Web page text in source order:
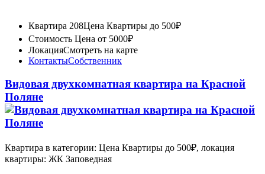
Квартира 208Цена Квартиры до 500₽
Стоимость Цена от 5000₽
ЛокацияСмотреть на карте
КонтактыСобственник
Видовая двухкомнатная квартира на Красной
Поляне
Квартира в категории: Цена Квартиры до 500₽, локация
квартиры: ЖК Заповедная